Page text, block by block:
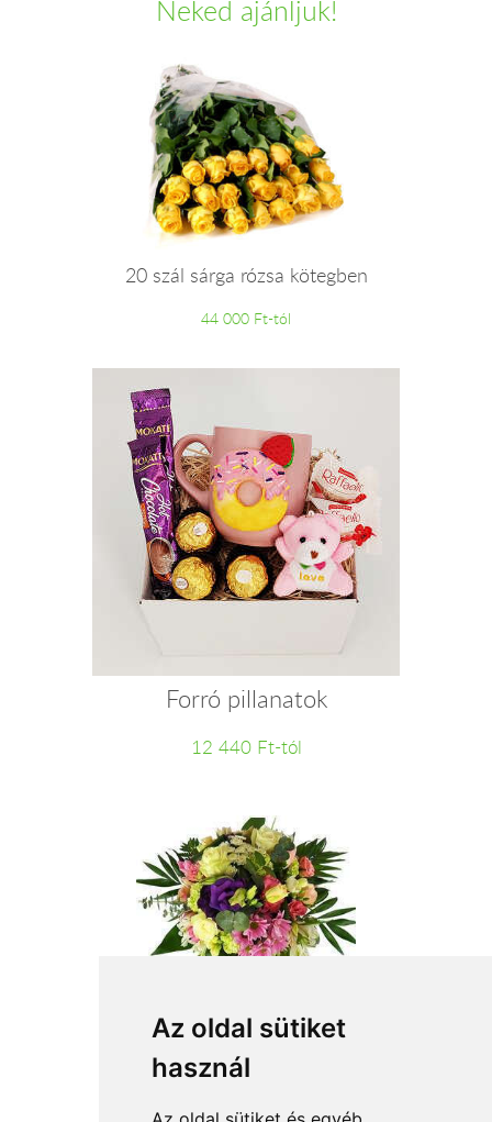
Az oldal sütiket
használ
Neked ajánljuk!
20 szál sárga rózsa kötegben
44 000 Ft-tól
Forró pillanatok
12 440 Ft-tól
Szívből névnapodra
24 720 Ft-tól